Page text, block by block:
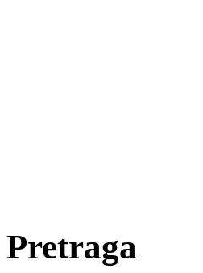
Pretraga